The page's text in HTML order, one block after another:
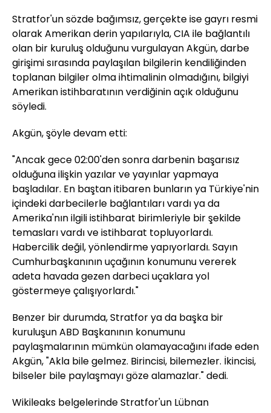
Stratfor'un sözde bağımsız, gerçekte ise gayrı resmi
olarak Amerikan derin yapılarıyla, CIA ile bağlantılı
olan bir kuruluş olduğunu vurgulayan Akgün, darbe
girişimi sırasında paylaşılan bilgilerin kendiliğinden
toplanan bilgiler olma ihtimalinin olmadığını, bilgiyi
Amerikan istihbaratının verdiğinin açık olduğunu
söyledi.
Akgün, şöyle devam etti:
"Ancak gece 02:00'den sonra darbenin başarısız
olduğuna ilişkin yazılar ve yayınlar yapmaya
başladılar. En baştan itibaren bunların ya Türkiye'nin
içindeki darbecilerle bağlantıları vardı ya da
Amerika'nın ilgili istihbarat birimleriyle bir şekilde
temasları vardı ve istihbarat topluyorlardı.
Habercilik değil, yönlendirme yapıyorlardı. Sayın
Cumhurbaşkanının uçağının konumunu vererek
adeta havada gezen darbeci uçaklara yol
göstermeye çalışıyorlardı."
Benzer bir durumda, Stratfor ya da başka bir
kuruluşun ABD Başkanının konumunu
paylaşmalarının mümkün olamayacağını ifade eden
Akgün, "Akla bile gelmez. Birincisi, bilemezler. İkincisi,
bilseler bile paylaşmayı göze alamazlar." dedi.
Wikileaks belgelerinde Stratfor'un Lübnan